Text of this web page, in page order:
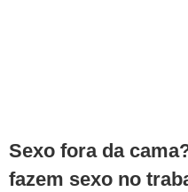
Sexo fora da
fazem sexo no